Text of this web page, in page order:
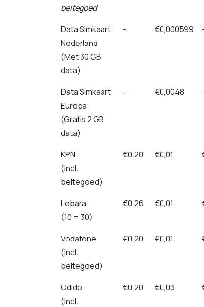
beltegoed
Data Simkaart
Nederland
(Met 30 GB
data)
- €0,000599 -
Data Simkaart
Europa
(Gratis 2 GB
data)
- €0,0048 -
KPN
(Incl.
beltegoed)
€0,20 €0,01
Lebara
(10 = 30)
€0,26 €0,01
Vodafone
(Incl.
beltegoed)
€0,20 €0,01
Odido
(Incl.
€0,20 €0,03